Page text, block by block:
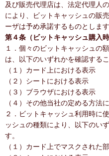
及び販売代理店は、法定代理人
により、ビットキャッシュの販
ーザは予め承諾するものとします
第４条（ビットキャッシュ購入
１．個々のビットキャッシュの
は、以下のいずれかを確認する
（１）カード上における表示
（２）シートにおける表示
（３）ブラウザにおける表示
（４）その他当社の定める方法
２．ビットキャッシュ利用時に
ッシュの種類により、以下のい
す。
（１）カード上でマスクされた